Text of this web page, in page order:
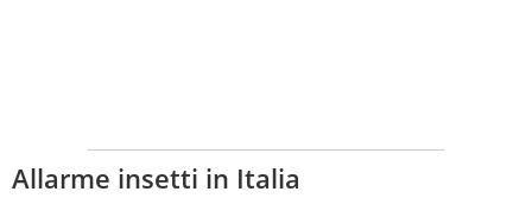
Allarme insetti in Italia